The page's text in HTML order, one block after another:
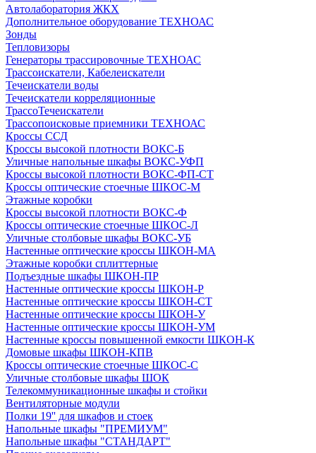
Автолаборатория ЖКХ
Дополнительное оборудование ТЕХНОАС
Зонды
Тепловизоры
Генераторы трассировочные ТЕХНОАС
Трассоискатели, Кабелеискатели
Течеискатели воды
Течеискатели корреляционные
ТрассоТечеискатели
Трассопоисковые приемники ТЕХНОАС
Кроссы ССД
Кроссы высокой плотности ВОКС-Б
Уличные напольные шкафы ВОКС-УФП
Кроссы высокой плотности ВОКС-ФП-СТ
Кроссы оптические стоечные ШКОС-М
Этажные коробки
Кроссы высокой плотности ВОКС-Ф
Кроссы оптические стоечные ШКОС-Л
Уличные столбовые шкафы ВОКС-УБ
Настенные оптические кроссы ШКОН-МА
Этажные коробки сплиттерные
Подъездные шкафы ШКОН-ПР
Настенные оптические кроссы ШКОН-Р
Настенные оптические кроссы ШКОН-СТ
Настенные оптические кроссы ШКОН-У
Настенные оптические кроссы ШКОН-УМ
Настенные кроссы повышенной емкости ШКОН-К
Домовые шкафы ШКОН-КПВ
Кроссы оптические стоечные ШКОС-С
Уличные столбовые шкафы ШОК
Телекоммуникационные шкафы и стойки
Вентиляторные модули
Полки 19'' для шкафов и стоек
Напольные шкафы "ПРЕМИУМ"
Напольные шкафы "СТАНДАРТ"